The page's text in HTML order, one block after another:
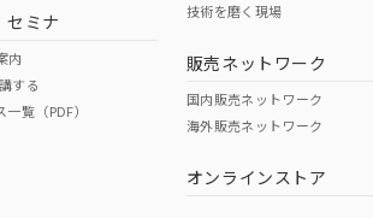
O O
セミナ
内
する
覧（PDF）
技術を磨く現場
販売ネットワーク
国内販売ネットワーク
海外販売ネットワーク
オンラインストア